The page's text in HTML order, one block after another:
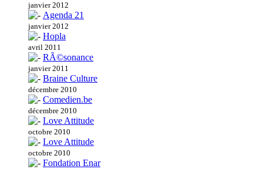
janvier 2012
Agenda 21
janvier 2012
Hopla
avril 2011
RÃ©sonance
janvier 2011
Braine Culture
décembre 2010
Comedien.be
décembre 2010
Love Attitude
octobre 2010
Love Attitude
octobre 2010
Fondation Enar